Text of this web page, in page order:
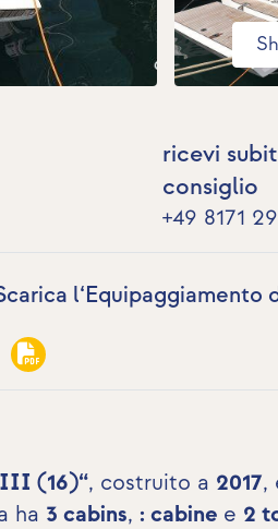
ricevi
consiglio
+49 8171
l‘Equipaggiamento
III (16)“, costruito a 2017,
ha 3 cabins, : cabine e 2